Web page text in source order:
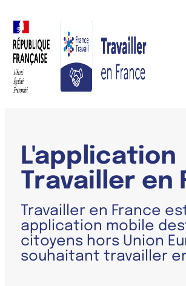
L'application
Travailler en
Travailler en France
application mobile
citoyens hors Union
souhaitant travailler